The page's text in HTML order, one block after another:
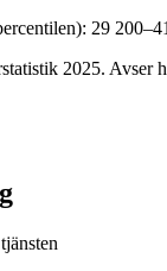
29 200–
2025. Avser